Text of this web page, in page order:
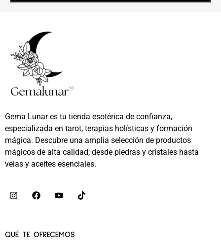
Gema Lunar es tu tienda esotérica de confianza,
especializada en tarot, terapias holísticas y formación
mágica. Descubre una amplia selección de productos
mágicos de alta calidad, desde piedras y cristales hasta
velas y aceites esenciales.
QUÉ TE OFRECEMOS